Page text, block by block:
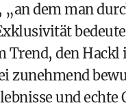
„an dem man
Trend, den
zunehmend
und